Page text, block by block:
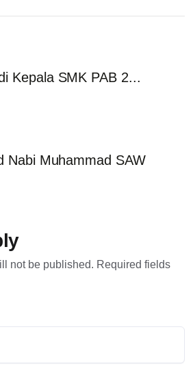
Kepala SMK PAB 2...
Nabi Muhammad SAW
not be published. Required fields